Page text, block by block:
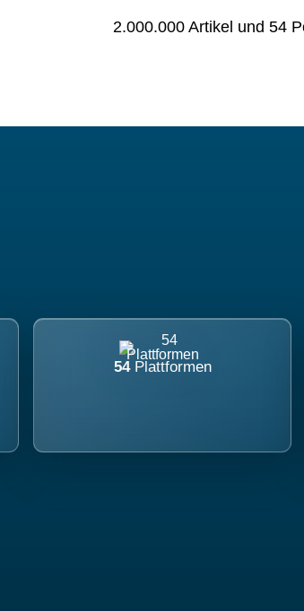
2.000.000 Artikel und 54
54 Plattformen